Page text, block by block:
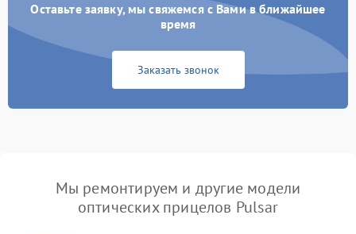
Оставьте заявку, мы свяжемся с Вами в ближайшее
время
Заказать звонок
Мы ремонтируем и другие модели
оптических прицелов Pulsar